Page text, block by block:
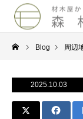
Blog 周辺
2025.10.03